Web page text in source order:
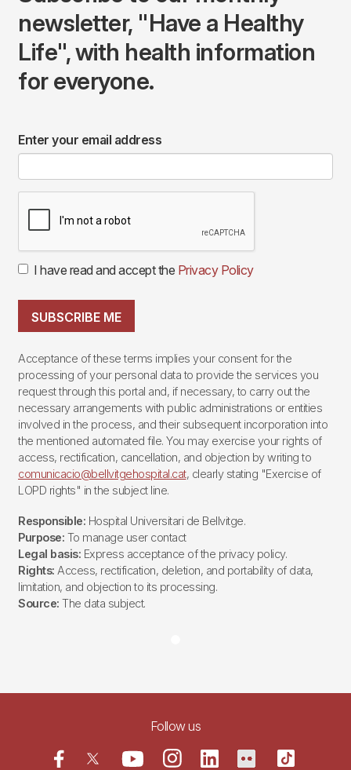
newsletter, "Have a Healthy
Life", with health information
for everyone.
Enter your email address
I have read and accept the Privacy Policy
SUBSCRIBE ME
Acceptance of these terms implies your consent for the
processing of your personal data to provide the services you
request through this portal and, if necessary, to carry out the
necessary arrangements with public administrations or entities
involved in the process, and their subsequent incorporation into
the mentioned automated file. You may exercise your rights of
access, rectification, cancellation, and objection by writing to
comunicacio@bellvitgehospital.cat, clearly stating "Exercise of
LOPD rights" in the subject line.
Responsible: Hospital Universitari de Bellvitge.
Purpose: To manage user contact
Legal basis: Express acceptance of the privacy policy.
Rights: Access, rectification, deletion, and portability of data,
limitation, and objection to its processing.
Source: The data subject.
Follow us